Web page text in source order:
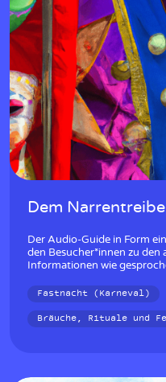
Dem
Der Audio-Guide in Form
den Besucher*innen zu den
Informationen wie
Fastnacht (Karneval)
Bräuche, Rituale und